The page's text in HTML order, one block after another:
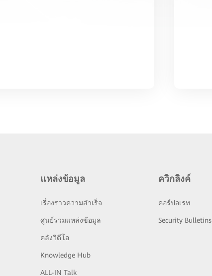
แหล่งข้อมูล
เรื่องราวความสำเร็จ
ศูนย์รวมแหล่งข้อมูล
คลังวิดีโอ
Knowledge Hub
ALL-IN Talk
ควิกลิงค์
คอร์ปอเรท
Security Bulletins